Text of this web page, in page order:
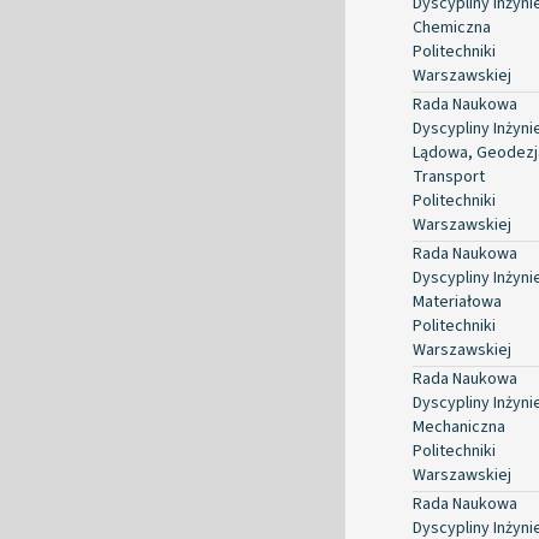
Chemiczna
Politechniki
Warszawskiej
Rada Naukowa
Dyscypliny
Lądowa,
Transport
Politechniki
Warszawskiej
Rada Naukowa
Dyscypliny
Materiałowa
Politechniki
Warszawskiej
Rada Naukowa
Dyscypliny
Mechaniczna
Politechniki
Warszawskiej
Rada Naukowa
Dyscypliny